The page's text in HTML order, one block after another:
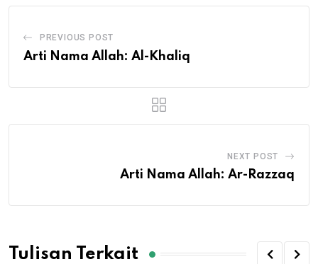
PREVIOUS POST
Arti Nama Allah: Al-Khaliq
NEXT POST
Arti Nama Allah: Ar-Razzaq
Tulisan Terkait